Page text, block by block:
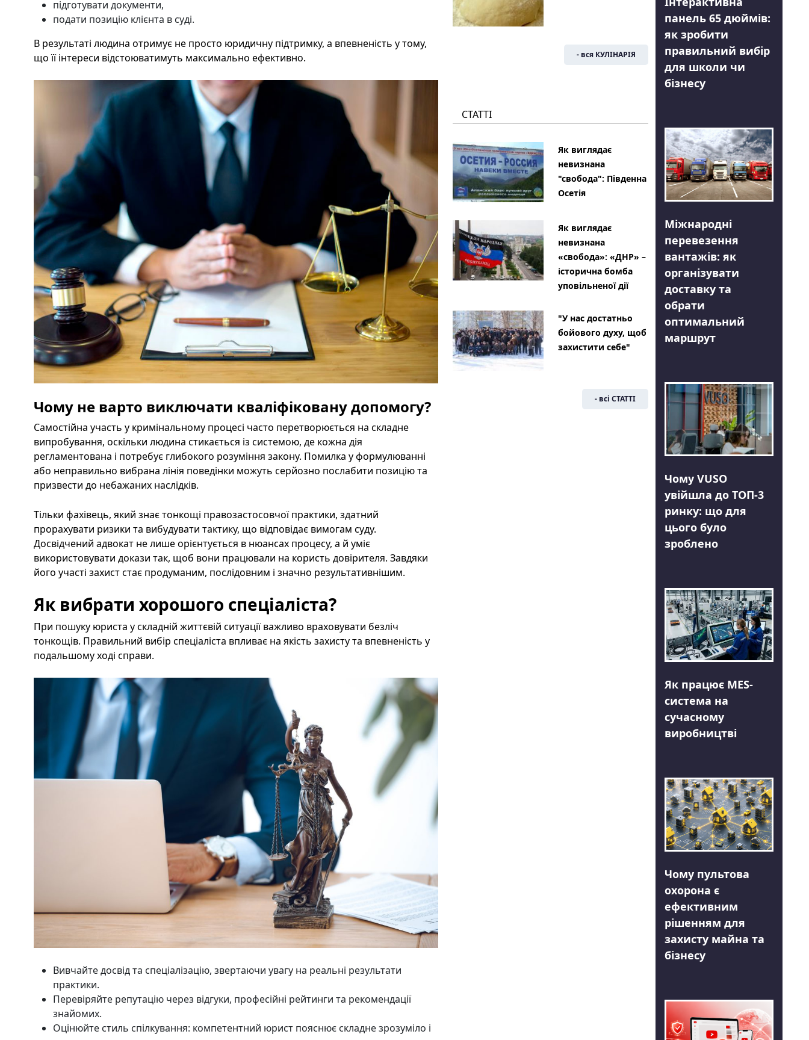
підготувати документи,
подати позицію клієнта в суді.
В результаті людина отримує не просто юридичну підтримку, а впевненість у тому,
що її інтереси відстоюватимуть максимально ефективно.
Чому не варто виключати кваліфіковану допомогу?
Самостійна участь у кримінальному процесі часто перетворюється на складне
випробування, оскільки людина стикається із системою, де кожна дія
регламентована і потребує глибокого розуміння закону. Помилка у формулюванні
або неправильно вибрана лінія поведінки можуть серйозно послабити позицію та
призвести до небажаних наслідків.
Тільки фахівець, який знає тонкощі правозастосовчої практики, здатний
прорахувати ризики та вибудувати тактику, що відповідає вимогам суду.
Досвідчений адвокат не лише орієнтується в нюансах процесу, а й уміє
використовувати докази так, щоб вони працювали на користь довірителя. Завдяки
його участі захист стає продуманим, послідовним і значно результативнішим.
Як вибрати хорошого спеціаліста?
При пошуку юриста у складній життєвій ситуації важливо враховувати безліч
тонкощів. Правильний вибір спеціаліста впливає на якість захисту та впевненість у
подальшому ході справи.
Вивчайте досвід та спеціалізацію, звертаючи увагу на реальні результати
практики.
Перевіряйте репутацію через відгуки, професійні рейтинги та рекомендації
знайомих.
Оцінюйте стиль спілкування: компетентний юрист пояснює складне зрозуміло і
- вся КУЛІНАРІЯ
СТАТТІ
Як виглядає
невизнана
"свобода": Південна
Осетія
Як виглядає
невизнана
«свобода»: «ДНР» –
історична бомба
уповільненої дії
"У нас достатньо
бойового духу, щоб
захистити себе"
- всі СТАТТІ
панель 65 дюймів:
як зробити
правильний вибір
для школи чи
бізнесу
Міжнародні
перевезення
вантажів: як
організувати
доставку та
обрати
оптимальний
маршрут
Чому VUSO
увійшла до ТОП-3
ринку: що для
цього було
зроблено
Як працює MES-
система на
сучасному
виробництві
Чому пультова
охорона є
ефективним
рішенням для
захисту майна та
бізнесу